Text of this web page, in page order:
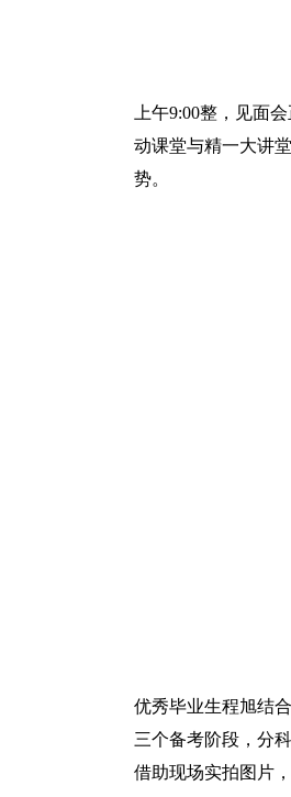
上午9:00整，见面
动课堂与精一大讲
势。
优秀毕业生程旭结
三个备考阶段，分
借助现场实拍图片